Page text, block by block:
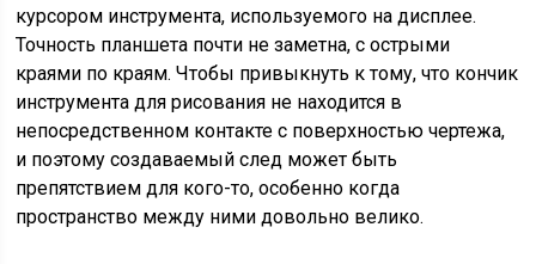
курсором инструмента, используемого на дисплее.
Точность планшета почти не заметна, с острыми
краями по краям. Чтобы привыкнуть к тому, что кончик
инструмента для рисования не находится в
непосредственном контакте с поверхностью чертежа,
и поэтому создаваемый след может быть
препятствием для кого-то, особенно когда
пространство между ними довольно велико.